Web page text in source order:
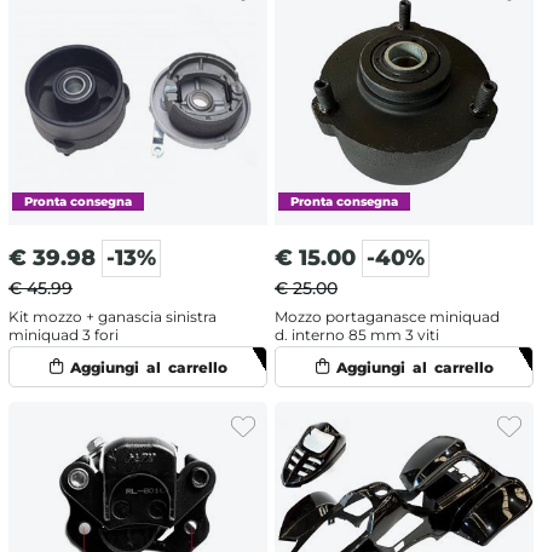
€ 39.98 -13%
€ 45.99
Kit mozzo + ganascia sinistra
miniquad 3 fori
€ 15.00 -40%
€ 25.00
Mozzo portaganasce miniquad
d. interno 85 mm 3 viti